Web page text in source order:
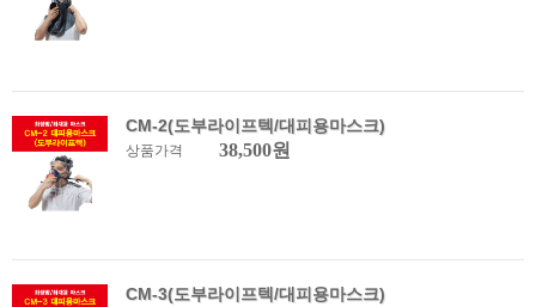
CM-2(도부라이프텍/대피용마스크)
상품가격 38,500원
CM-3(도부라이프텍/대피용마스크)